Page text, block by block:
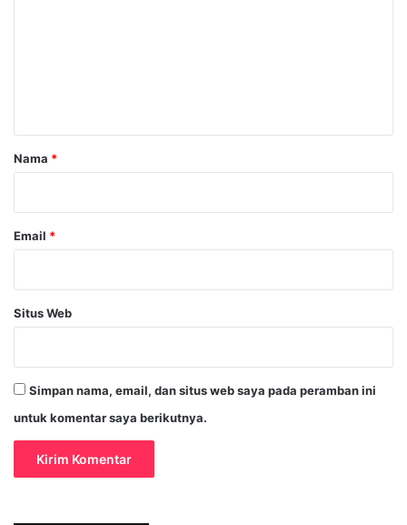
r
Nama *
Email *
Situs Web
Simpan nama, email, dan situs web saya pada peramban ini
untuk komentar saya berikutnya.